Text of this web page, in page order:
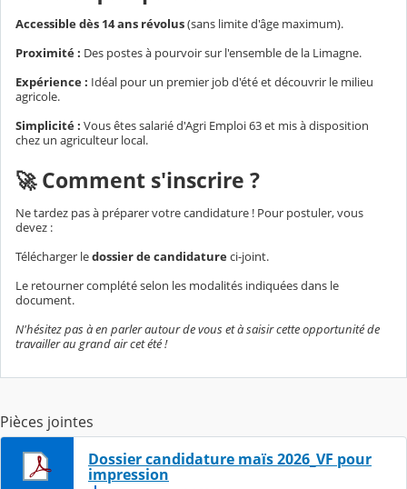
Accessible dès 14 ans révolus(sans limite d'âge maximum).
Proximité : Des postes à pourvoir sur l'ensemble de la Limagne.
Expérience : Idéal pour un premier job d'été et découvrir le milieu
agricole.
Simplicité : Vous êtes salarié d'Agri Emploi 63 et mis à disposition
chez un agriculteur local.
🚀 Comment s'inscrire ?
Ne tardez pas à préparer votre candidature ! Pour postuler, vous
devez :
Télécharger ledossier de candidatureci-joint.
Le retourner complété selon les modalités indiquées dans le
document.
N'hésitez pas à en parler autour de vous et à saisir cette opportunité de
travailler au grand air cet été !
Pièces jointes
Dossier candidature maïs 2026_VF pour
impression